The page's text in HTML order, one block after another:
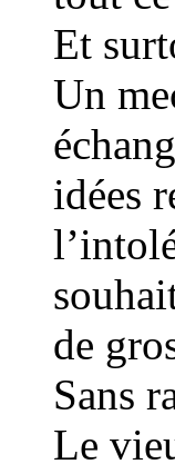
Et
Un
idées
de
Sans
Le